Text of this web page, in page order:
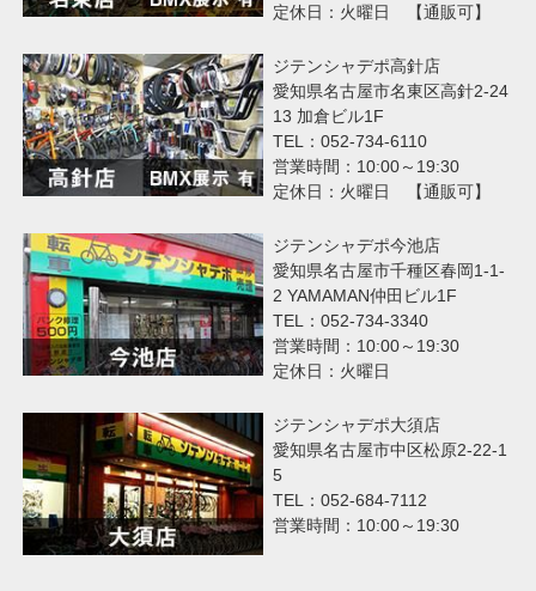
定休日：火曜日 【通販可】
ジテンシャデポ高針店
愛知県名古屋市名東区高針2-24
13 加倉ビル1F
TEL：052-734-6110
営業時間：10:00～19:30
定休日：火曜日 【通販可】
ジテンシャデポ今池店
愛知県名古屋市千種区春岡1-1-
2 YAMAMAN仲田ビル1F
TEL：052-734-3340
営業時間：10:00～19:30
定休日：火曜日
ジテンシャデポ大須店
愛知県名古屋市中区松原2-22-1
5
TEL：052-684-7112
営業時間：10:00～19:30